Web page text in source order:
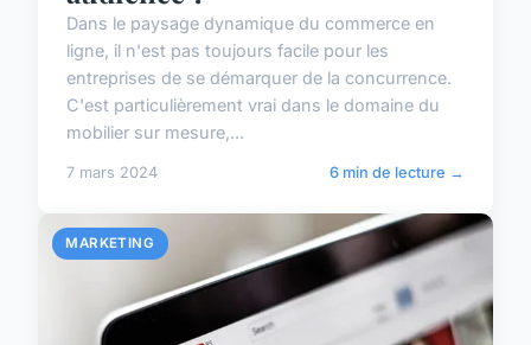
Dans le paysage dynamique du commerce en
ligne, il n'est pas toujours facile pour les
entreprises de se démarquer de la concurrence.
C'est particulièrement vrai dans le domaine du
mobilier sur mesure,...
7 mars 2024 6 min de lecture →
MARKETING